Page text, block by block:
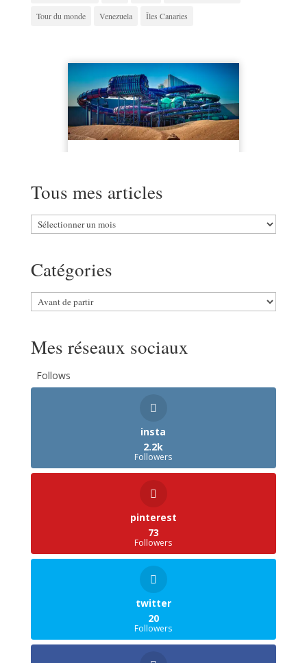
Tour du monde Venezuela Îles Canaries
Tous mes articles
Tous
Catégories
Catégories
Mes réseaux sociaux
Follows
insta
2.2k
Followers
pinterest
73
Followers
twitter
20
Followers